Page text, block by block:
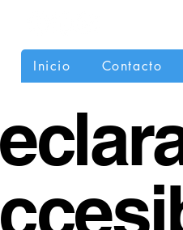
Inicio Contacto